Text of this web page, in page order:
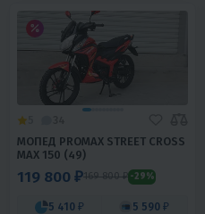
МОПЕД PROMAX STREET CROSS
MAX 150 (49)
119 800 ₽169 800 ₽ -29%
5 410 ₽ 5 590 ₽